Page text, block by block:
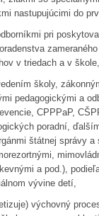
nastupujúcimi do
pri
v triedach a v škole,
školy,
pedagogickými a
CPPPaP,
poradní,
štátnej správy a
a pod.),
vývine detí,
výchovný